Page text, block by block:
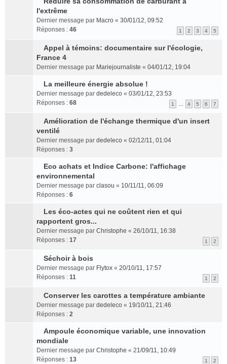
é
c
e
n
u
s
r
c
e
n
u
l
e
u
s
é
c
e
e
n
o
u
l
p
l
u
é
c
e
e
s
s
a
e
n
o
u
l
p
l
u
s
é
c
e
n
l
e
m
s
s
a
e
n
o
u
l
e
u
s
r
c
e
n
t
u
l
t
l
e
e
s
s
g
e
n
o
u
l
e
u
s
r
c
e
n
C
o
n
u
l
e
e
a
g
e
n
u
e
p
u
r
c
n
l'extrême
Dernier message par Macro « 30/01/12, 09:52
Réponses : 46 1 2 3 4 5
C
o
s
u
l
e
r
l
e
e
s
s
a
e
n
o
n
u
l
e
u
s
é
c
e
n
Appel à témoins: documentaire sur l'écologie,
France 4
Dernier message par Mariejournaliste « 04/01/12, 19:04
C
o
s
t
l
e
m
s
s
a
g
n
o
n
u
e
u
s
r
La meilleure énergie absolue !
Dernier message par dedeleco « 03/01/12, 23:53
Réponses : 68 1 4 5 6 7
C
o
n
u
l
t
e
e
m
e
s
a
g
n
o
n
u
l
e
p
Amélioration de l'échange thermique d'un insert
ventilé
Dernier message par dedeleco « 02/12/11, 01:04
Réponses : 3
C
o
n
u
l
t
e
e
m
s
a
e
n
o
n
Eco achats et Indice Carbone: l'affichage
environnemental
Dernier message par clasou « 10/11/11, 06:09
Réponses : 6
C
o
n
u
t
e
m
e
a
Les éco-actes qui ne coûtent rien et qui
rapportent gros...
Dernier message par Christophe « 26/10/11, 16:38
Réponses : 17 1 2
C
o
s
u
l
e
r
l
e
Séchoir à bois
Dernier message par Flytox « 20/10/11, 17:57
Réponses : 11 1 2
C
o
s
u
l
t
Conserver les carottes a température ambiante
Dernier message par dedeleco « 19/10/11, 21:46
Réponses : 2
C
o
n
Ampoule économique variable, une innovation
mondiale
Dernier message par Christophe « 21/09/11, 10:49
Réponses : 13 1 2